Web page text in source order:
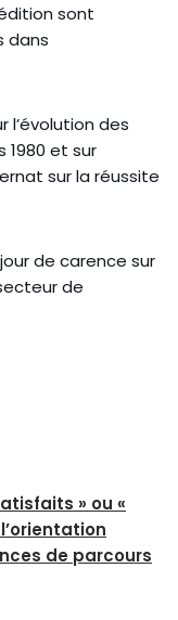
sont
dans
l’évolution des
1980 et sur
sur la réussite
de carence sur
de
» ou «
de parcours